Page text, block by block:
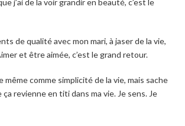
de qualité avec mon mari, à jaser de la vie,
et être aimée, c’est le grand retour.
même comme simplicité de la vie, mais sache
ça revienne en titi dans ma vie. Je sens. Je